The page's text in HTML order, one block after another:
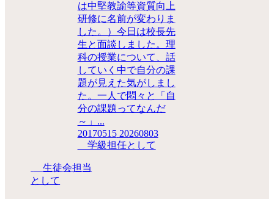
は中堅教諭等資質向上
研修に名前が変わりま
した。）今日は校長先
生と面談しました。理
科の授業について、話
していく中で自分の課
題が見えた気がしまし
た。一人で悶々と「自
分の課題ってなんだ
～」...
20170515 20260803
学級担任として
生徒会担当
として